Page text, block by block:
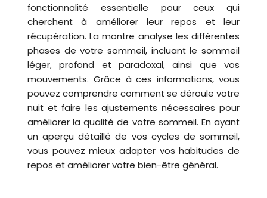
fonctionnalité essentielle pour ceux qui
cherchent à améliorer leur repos et leur
récupération. La montre analyse les différentes
phases de votre sommeil, incluant le sommeil
léger, profond et paradoxal, ainsi que vos
mouvements. Grâce à ces informations, vous
pouvez comprendre comment se déroule votre
nuit et faire les ajustements nécessaires pour
améliorer la qualité de votre sommeil. En ayant
un aperçu détaillé de vos cycles de sommeil,
vous pouvez mieux adapter vos habitudes de
repos et améliorer votre bien-être général.